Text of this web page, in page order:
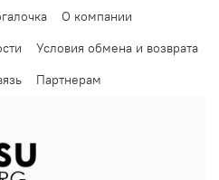
О компании
Условия обмена и возврата
Партнерам